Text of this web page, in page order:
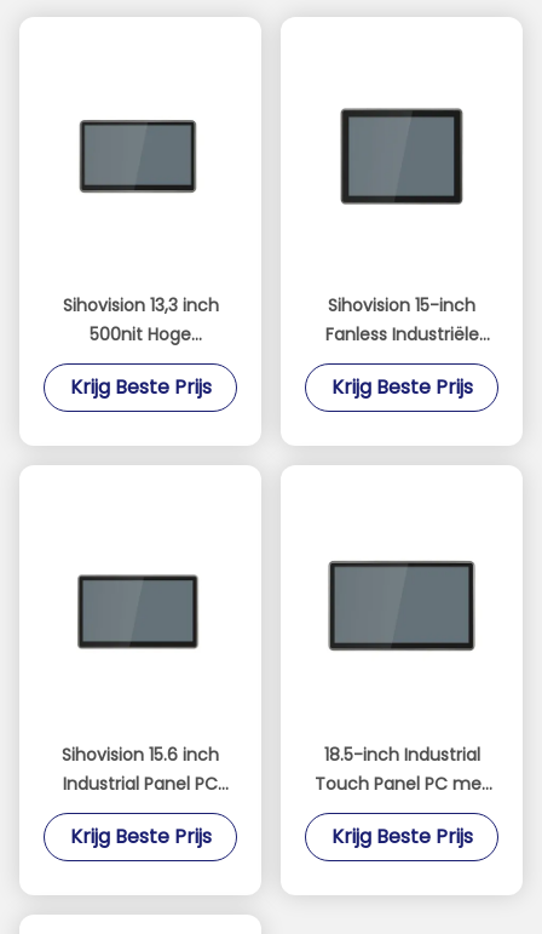
Sihovision 13,3 inch
500nit Hoge
Helderheid 10-punts
Capacitief
Industrieel Paneel PC
Krijg Beste Prijs
Sihovision 15-inch
Fanless Industriële
Touch Panel PC met
Dual 2.5GbE LAN en
Krijg Beste Prijs
Sihovision 15.6 inch
Industrial Panel PC
met 10 Point
Capacitive Touch
Housing en 8GB RAM
Krijg Beste Prijs
18.5-inch Industrial
Touch Panel PC met
ventilatorloos ontwerp
en IP65 waterdichtheid
Krijg Beste Prijs